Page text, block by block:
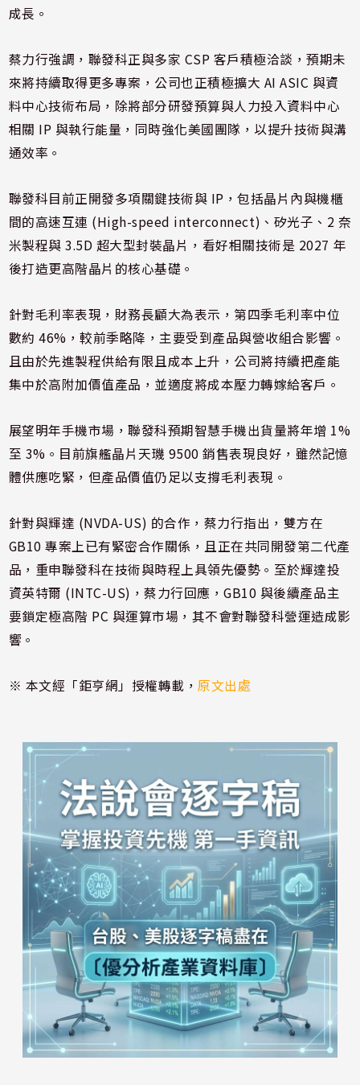
成長。
蔡力行強調，聯發科正與多家 CSP 客戶積極洽談，預期未
來將持續取得更多專案，公司也正積極擴大 AI ASIC 與資
料中心技術布局，除將部分研發預算與人力投入資料中心
相關 IP 與執行能量，同時強化美國團隊，以提升技術與溝
通效率。
聯發科目前正開發多項關鍵技術與 IP，包括晶片內與機櫃
間的高速互連 (High-speed interconnect)、矽光子、2 奈
米製程與 3.5D 超大型封裝晶片，看好相關技術是 2027 年
後打造更高階晶片的核心基礎。
針對毛利率表現，財務長顧大為表示，第四季毛利率中位
數約 46%，較前季略降，主要受到產品與營收組合影響。
且由於先進製程供給有限且成本上升，公司將持續把產能
集中於高附加價值產品，並適度將成本壓力轉嫁給客戶。
展望明年手機市場，聯發科預期智慧手機出貨量將年增 1%
至 3%。目前旗艦晶片天璣 9500 銷售表現良好，雖然記憶
體供應吃緊，但產品價值仍足以支撐毛利表現。
針對與輝達 (NVDA-US) 的合作，蔡力行指出，雙方在
GB10 專案上已有緊密合作關係，且正在共同開發第二代產
品，重申聯發科在技術與時程上具領先優勢。至於輝達投
資英特爾 (INTC-US)，蔡力行回應，GB10 與後續產品主
要鎖定極高階 PC 與運算市場，其不會對聯發科營運造成影
響。
※ 本文經「鉅亨網」授權轉載，原文出處